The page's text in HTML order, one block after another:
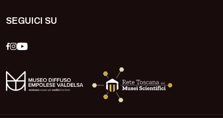
SEGUICI SU